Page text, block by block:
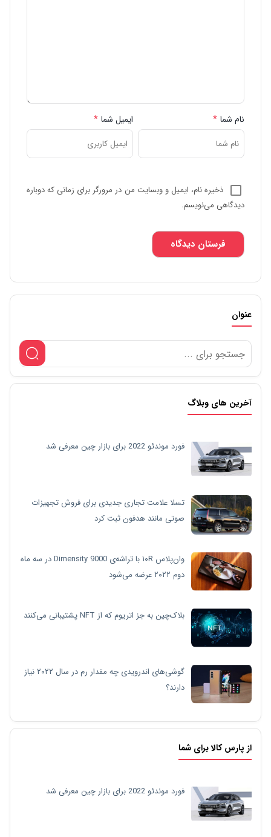
نام شما * ایمیل شما *
ذخیره نام، ایمیل و وبسایت من در مرورگر برای زمانی که دوباره
دیدگاهی می‌نویسم.
عنوان
آخرین های وبلاگ
فورد موندئو 2022 برای بازار چین معرفی شد
تسلا علامت تجاری جدیدی برای فروش تجهیزات
صوتی مانند هدفون ثبت کرد
وان‌پلاس ۱۰R با تراشه‌ی Dimensity 9000 در سه ماه
دوم ۲۰۲۲ عرضه می‌شود
بلاک‌چین به جز اتریوم که از NFT پشتیبانی می‌کنند
گوشی‌های اندرویدی چه مقدار رم در سال ۲۰۲۲ نیاز
دارند؟
از پارس کالا برای شما
فورد موندئو 2022 برای بازار چین معرفی شد